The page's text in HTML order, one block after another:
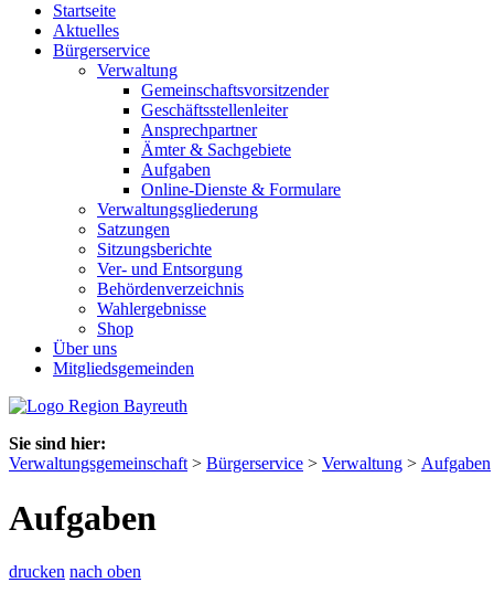
Startseite
Aktuelles
Bürgerservice
Verwaltung
Gemeinschaftsvorsitzender
Geschäftsstellenleiter
Ansprechpartner
Ämter & Sachgebiete
Aufgaben
Online-Dienste & Formulare
Verwaltungsgliederung
Satzungen
Sitzungsberichte
Ver- und Entsorgung
Behördenverzeichnis
Wahlergebnisse
Shop
Über uns
Mitgliedsgemeinden
Sie sind hier:
Verwaltungsgemeinschaft > Bürgerservice > Verwaltung > Aufgaben
Aufgaben
drucken nach oben